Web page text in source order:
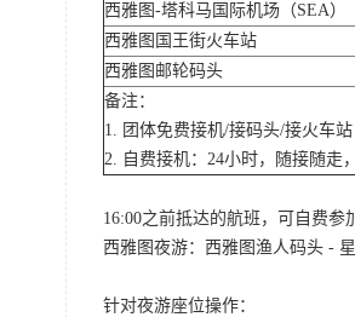
西雅图-塔科马国际机场（SEA）
西雅图国王街火车站
西雅图邮轮码头
备注：
1. 团体免费接机/接码头/接火车
2. 自费接机：24小时，随接随走
16:00之前抵达的航班，可自费参
西雅图夜游：西雅图渔人码头 -
针对夜游座位操作：